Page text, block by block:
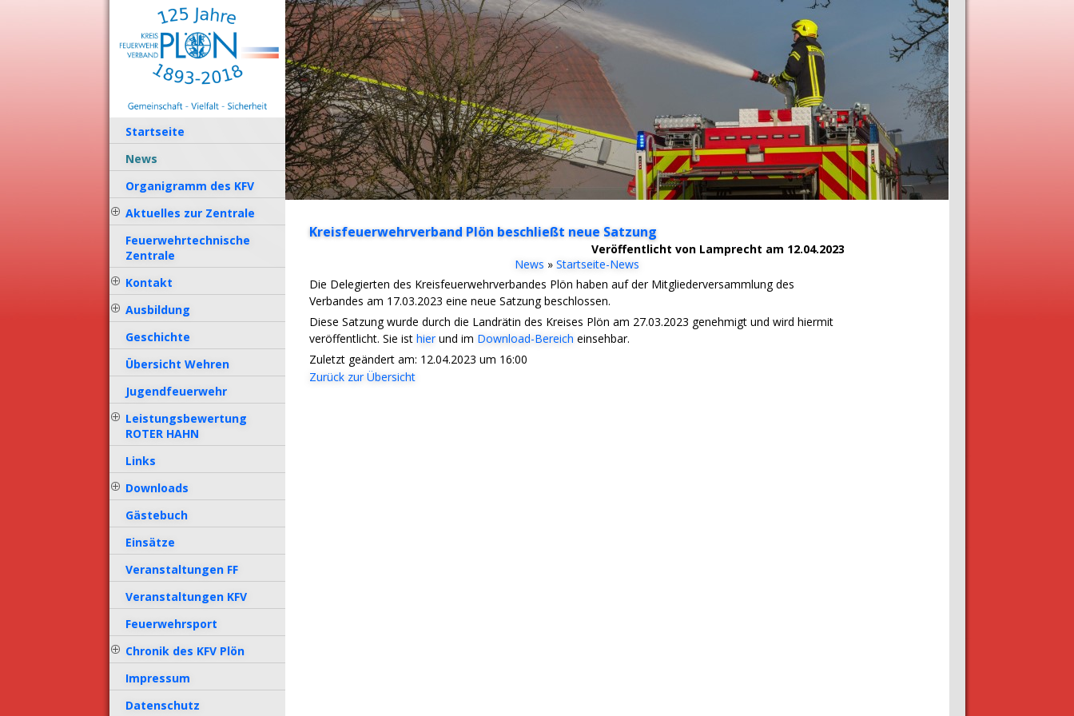
Startseite
News
Organigramm des KFV
Aktuelles zur Zentrale
Feuerwehrtechnische
Zentrale
Kontakt
Ausbildung
Geschichte
Übersicht Wehren
Jugendfeuerwehr
Leistungsbewertung
ROTER HAHN
Links
Downloads
Gästebuch
Einsätze
Veranstaltungen FF
Veranstaltungen KFV
Feuerwehrsport
Chronik des KFV Plön
Impressum
Datenschutz
Kreisfeuerwehrverband Plön beschließt neue Satzung
Veröffentlicht von Lamprecht am 12.04.2023
News » Startseite-News
Die Delegierten des Kreisfeuerwehrverbandes Plön haben auf der Mitgliederversammlung des
Verbandes am 17.03.2023 eine neue Satzung beschlossen.
Diese Satzung wurde durch die Landrätin des Kreises Plön am 27.03.2023 genehmigt und wird hiermit
veröffentlicht. Sie ist hierund im Download-Bereich einsehbar.
Zuletzt geändert am: 12.04.2023 um 16:00
Zurück zur Übersicht